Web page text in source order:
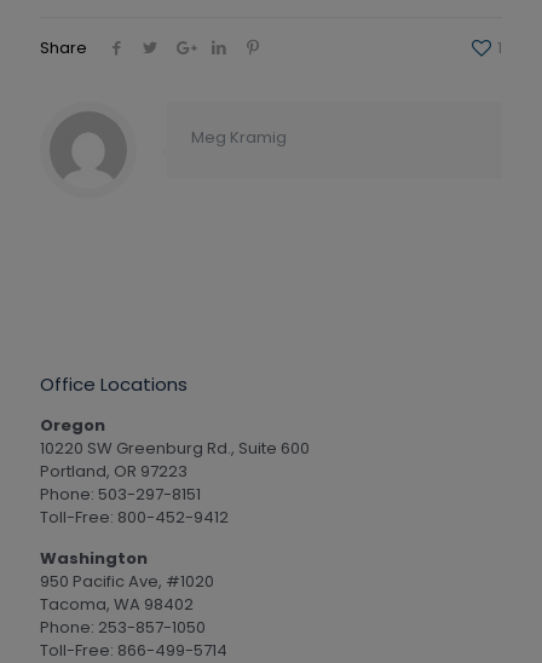
Share 1
Meg Kramig
Office Locations
Oregon
10220 SW Greenburg Rd., Suite 600
Portland, OR 97223
Phone: 503-297-8151
Toll-Free: 800-452-9412
Washington
950 Pacific Ave, #1020
Tacoma, WA 98402
Phone: 253-857-1050
Toll-Free: 866-499-5714